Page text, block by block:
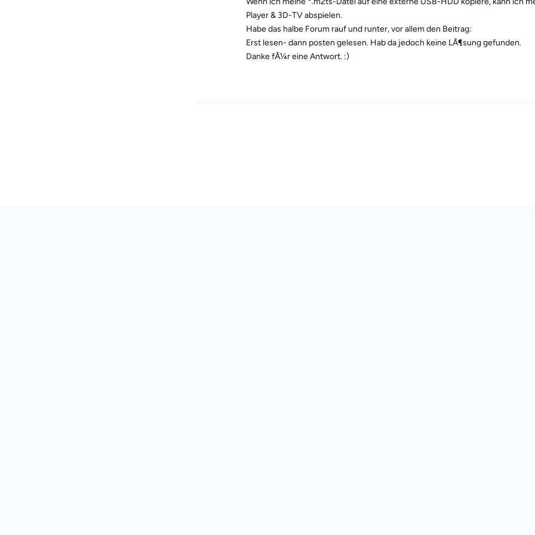
Player & 3D-TV abspielen.
Habe das halbe Forum rauf und runter, vor allem den Beitrag:
Erst lesen- dann posten gelesen. Hab da jedoch keine LÃ¶sung gefunden.
Danke fÃ¼r eine Antwort. :)